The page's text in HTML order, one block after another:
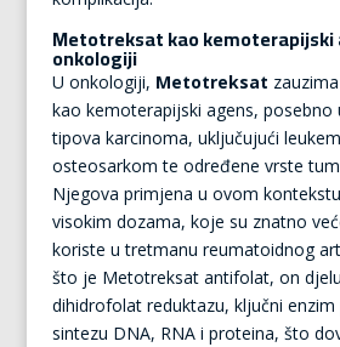
Metotreksat kao kemoterapijski
onkologiji
U onkologiji, Metotreksat
kao kemoterapijski agens, posebno
tipova karcinoma, uključujući
osteosarkom te određene vrste
Njegova primjena u ovom
visokim dozama, koje su znatno
koriste u tretmanu reumatoidnog
što je Metotreksat antifolat, on
dihidrofolat reduktazu, ključni
sintezu DNA, RNA i proteina, što